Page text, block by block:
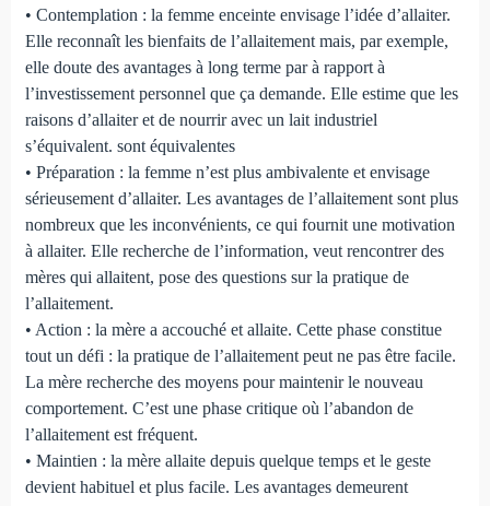
• Contemplation : la femme enceinte envisage l’idée d’allaiter.
Elle reconnaît les bienfaits de l’allaitement mais, par exemple,
elle doute des avantages à long terme par à rapport à
l’investissement personnel que ça demande. Elle estime que les
raisons d’allaiter et de nourrir avec un lait industriel
s’équivalent. sont équivalentes
• Préparation : la femme n’est plus ambivalente et envisage
sérieusement d’allaiter. Les avantages de l’allaitement sont plus
nombreux que les inconvénients, ce qui fournit une motivation
à allaiter. Elle recherche de l’information, veut rencontrer des
mères qui allaitent, pose des questions sur la pratique de
l’allaitement.
• Action : la mère a accouché et allaite. Cette phase constitue
tout un défi : la pratique de l’allaitement peut ne pas être facile.
La mère recherche des moyens pour maintenir le nouveau
comportement. C’est une phase critique où l’abandon de
l’allaitement est fréquent.
• Maintien : la mère allaite depuis quelque temps et le geste
devient habituel et plus facile. Les avantages demeurent